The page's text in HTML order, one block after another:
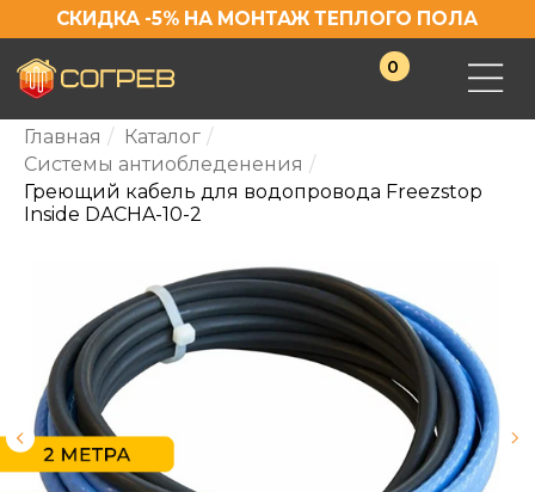
СКИДКА -5% НА МОНТАЖ ТЕПЛОГО ПОЛА
Главная / Каталог /
Системы антиобледенения /
Греющий кабель для водопровода Freezstop
Inside DACHA-10-2